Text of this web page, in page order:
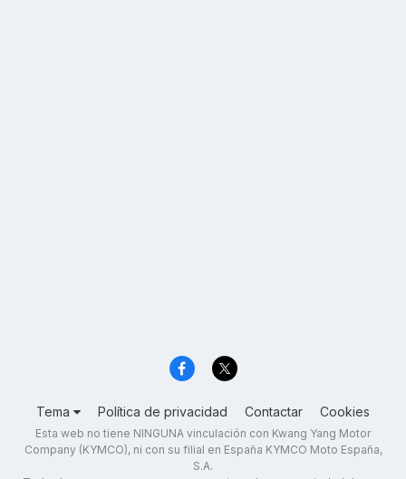
Tema Política de privacidad Contactar Cookies
Esta web no tiene NINGUNA vinculación con Kwang Yang Motor
Company (KYMCO), ni con su filial en España KYMCO Moto España,
S.A.